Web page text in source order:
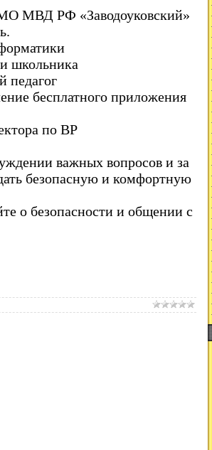
МВД РФ «Заводоуковский»
школьника
педагог
бесплатного приложения
по ВР
важных вопросов и за
безопасную и комфортную
о безопасности и общении с